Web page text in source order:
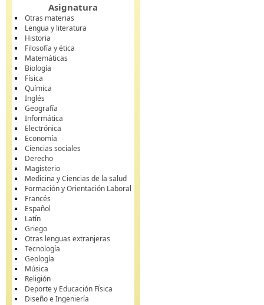
Asignatura
Otras materias
Lengua y literatura
Historia
Filosofía y ética
Matemáticas
Biología
Física
Química
Inglés
Geografía
Informática
Electrónica
Economía
Ciencias sociales
Derecho
Magisterio
Medicina y Ciencias de la salud
Formación y Orientación Laboral
Francés
Español
Latín
Griego
Otras lenguas extranjeras
Tecnología
Geología
Música
Religión
Deporte y Educación Física
Diseño e Ingeniería